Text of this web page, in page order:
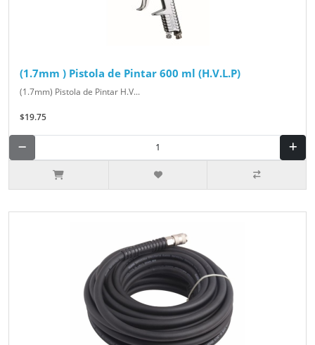
(1.7mm ) Pistola de Pintar 600 ml (H.V.L.P)
(1.7mm) Pistola de Pintar H.V...
$19.75